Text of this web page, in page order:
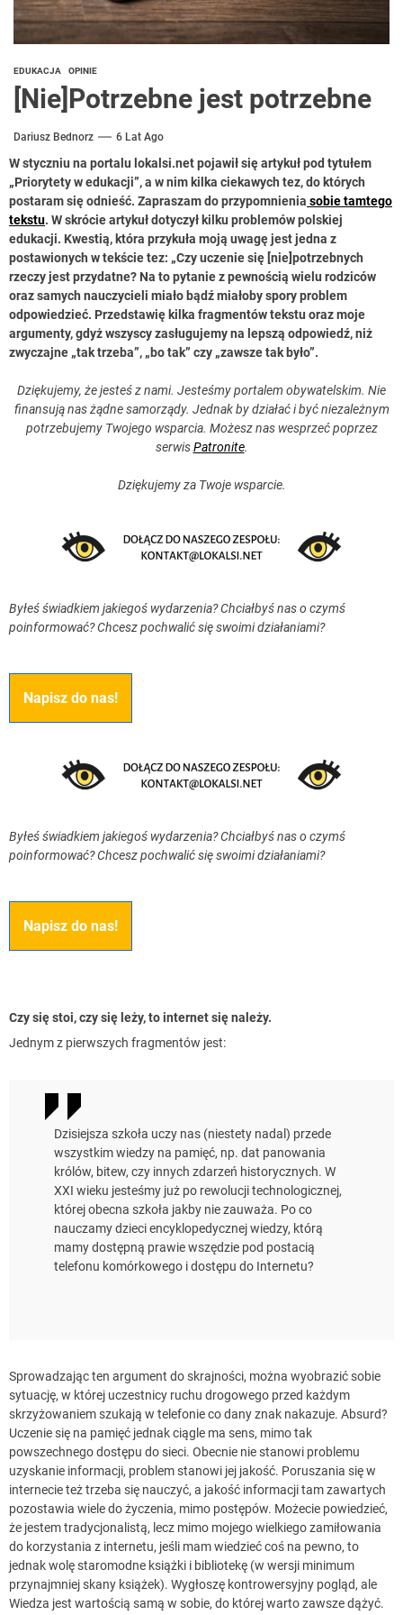
EDUKACJA OPINIE
[Nie]Potrzebne jest potrzebne
Dariusz Bednorz 6 Lat Ago
W styczniu na portalu lokalsi.net pojawił się artykuł pod tytułem
„Priorytety w edukacji”, a w nim kilka ciekawych tez, do których
postaram się odnieść. Zapraszam do przypomnienia sobie tamtego
tekstu. W skrócie artykuł dotyczył kilku problemów polskiej
edukacji. Kwestią, która przykuła moją uwagę jest jedna z
postawionych w tekście tez: „Czy uczenie się [nie]potrzebnych
rzeczy jest przydatne? Na to pytanie z pewnością wielu rodziców
oraz samych nauczycieli miało bądź miałoby spory problem
odpowiedzieć. Przedstawię kilka fragmentów tekstu oraz moje
argumenty, gdyż wszyscy zasługujemy na lepszą odpowiedź, niż
zwyczajne „tak trzeba”, „bo tak” czy „zawsze tak było”.
Dziękujemy, że jesteś z nami. Jesteśmy portalem obywatelskim. Nie
finansują nas żądne samorządy. Jednak by działać i być niezależnym
potrzebujemy Twojego wsparcia. Możesz nas wesprzeć poprzez
serwisPatronite.
Dziękujemy za Twoje wsparcie.
Byłeś świadkiem jakiegoś wydarzenia? Chciałbyś nas o czymś
poinformować? Chcesz pochwalić się swoimi działaniami?
Napisz do nas!
Byłeś świadkiem jakiegoś wydarzenia? Chciałbyś nas o czymś
poinformować? Chcesz pochwalić się swoimi działaniami?
Napisz do nas!
Czy się stoi, czy się leży, to internet się należy.
Jednym z pierwszych fragmentów jest:
Dzisiejsza szkoła uczy nas (niestety nadal) przede
wszystkim wiedzy na pamięć, np. dat panowania
królów, bitew, czy innych zdarzeń historycznych. W
XXI wieku jesteśmy już po rewolucji technologicznej,
której obecna szkoła jakby nie zauważa. Po co
nauczamy dzieci encyklopedycznej wiedzy, którą
mamy dostępną prawie wszędzie pod postacią
telefonu komórkowego i dostępu do Internetu?
Sprowadzając ten argument do skrajności, można wyobrazić sobie
sytuację, w której uczestnicy ruchu drogowego przed każdym
skrzyżowaniem szukają w telefonie co dany znak nakazuje. Absurd?
Uczenie się na pamięć jednak ciągle ma sens, mimo tak
powszechnego dostępu do sieci. Obecnie nie stanowi problemu
uzyskanie informacji, problem stanowi jej jakość. Poruszania się w
internecie też trzeba się nauczyć, a jakość informacji tam zawartych
pozostawia wiele do życzenia, mimo postępów. Możecie powiedzieć,
że jestem tradycjonalistą, lecz mimo mojego wielkiego zamiłowania
do korzystania z internetu, jeśli mam wiedzieć coś na pewno, to
jednak wolę staromodne książki i bibliotekę (w wersji minimum
przynajmniej skany książek). Wygłoszę kontrowersyjny pogląd, ale
Wiedza jest wartością samą w sobie, do której warto zawsze dążyć.